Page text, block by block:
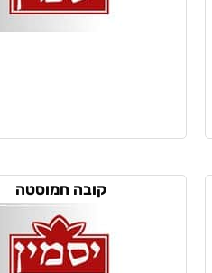
קובה חמוסטה